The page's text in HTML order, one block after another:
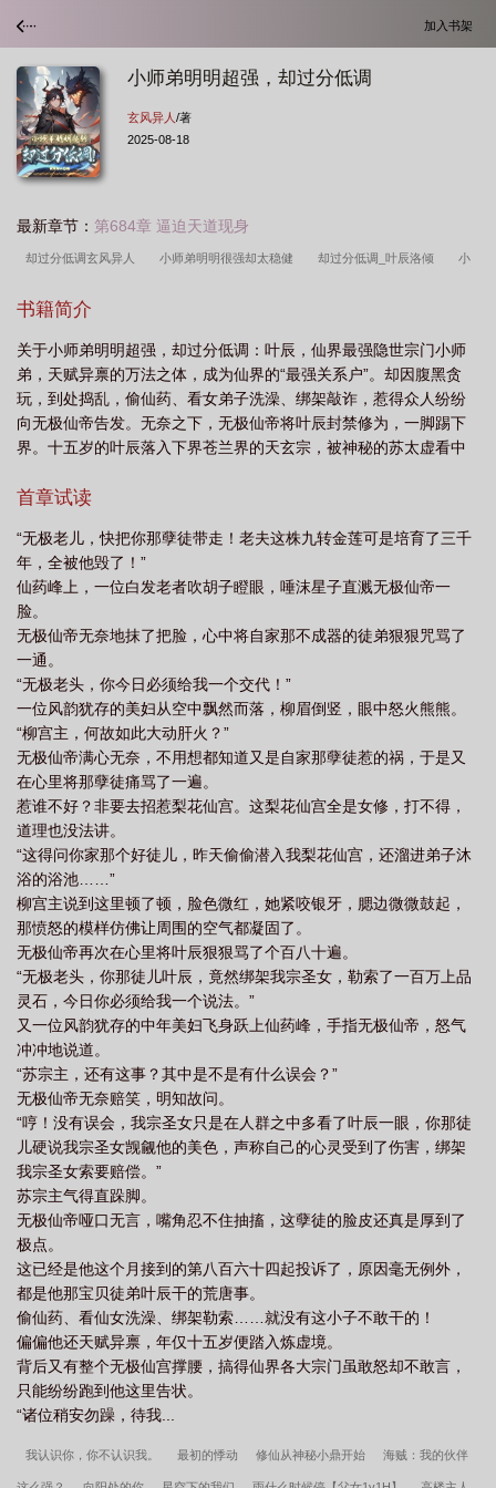
加入书架
小师弟明明超强，却过分低调
玄风异人 /著
2025-08-18
最新章节： 第684章 逼迫天道现身
却过分低调玄风异人 小师弟明明很强却太稳健 却过分低调_叶辰洛倾 小
二季 却过分低调的短剧陈长生
章节列表 小师弟什么意思 小师弟又 这小师弟貌似有点强 却过分低调
的 却过分低调(仙途那些事儿)境界划分 却过分低调的完整版在哪里看 小师
弟功课 小师弟明明超强 却过分低调TXT 小师弟明明超强却过分沙雕
过分低调 小师弟太妖孽了 小师弟实在太苟了 玄风异人 小师弟可太不是
却过分低调短视频
书籍简介
关于小师弟明明超强，却过分低调：叶辰，仙界最强隐世宗门小师
弟，天赋异禀的万法之体，成为仙界的“最强关系户”。却因腹黑贪
玩，到处捣乱，偷仙药、看女弟子洗澡、绑架敲诈，惹得众人纷纷
向无极仙帝告发。无奈之下，无极仙帝将叶辰封禁修为，一脚踢下
界。十五岁的叶辰落入下界苍兰界的天玄宗，被神秘的苏太虚看中
法堂弟子都绕路走。他还戏耍纨绔、绑架前来挑战的对手宗门长老
而，在一次打劫中，叶辰邂逅了温柔婉约的洛倾城。两人一同冒险
成长，逐渐成为苍兰界的强大力量。多年后，叶辰和洛倾城证道飞
升，身份曝光，震惊仙界。祸害回来了，各宗门同时开启护宗大
阵，防止祸害趁虚而入。回归仙界的叶辰引发宗门争锋，面对神秘
邪恶势力的崛起，叶辰与洛倾城带领仙界众人展开最终对决，成功
守护仙界和平。他们成为传奇人物，叶辰也终于明白修炼的意义，
和洛倾城一起继续守护仙界安宁，开启新的时代。
首章试读
“无极老儿，快把你那孽徒带走！老夫这株九转金莲可是培育了三千
年，全被他毁了！”
仙药峰上，一位白发老者吹胡子瞪眼，唾沫星子直溅无极仙帝一
脸。
无极仙帝无奈地抹了把脸，心中将自家那不成器的徒弟狠狠咒骂了
一通。
“无极老头，你今日必须给我一个交代！”
一位风韵犹存的美妇从空中飘然而落，柳眉倒竖，眼中怒火熊熊。
“柳宫主，何故如此大动肝火？”
无极仙帝满心无奈，不用想都知道又是自家那孽徒惹的祸，于是又
在心里将那孽徒痛骂了一遍。
惹谁不好？非要去招惹梨花仙宫。这梨花仙宫全是女修，打不得，
道理也没法讲。
“这得问你家那个好徒儿，昨天偷偷潜入我梨花仙宫，还溜进弟子沐
浴的浴池……”
柳宫主说到这里顿了顿，脸色微红，她紧咬银牙，腮边微微鼓起，
那愤怒的模样仿佛让周围的空气都凝固了。
无极仙帝再次在心里将叶辰狠狠骂了个百八十遍。
“无极老头，你那徒儿叶辰，竟然绑架我宗圣女，勒索了一百万上品
灵石，今日你必须给我一个说法。”
又一位风韵犹存的中年美妇飞身跃上仙药峰，手指无极仙帝，怒气
冲冲地说道。
“苏宗主，还有这事？其中是不是有什么误会？”
无极仙帝无奈赔笑，明知故问。
“哼！没有误会，我宗圣女只是在人群之中多看了叶辰一眼，你那徒
儿硬说我宗圣女觊觎他的美色，声称自己的心灵受到了伤害，绑架
我宗圣女索要赔偿。”
苏宗主气得直跺脚。
无极仙帝哑口无言，嘴角忍不住抽搐，这孽徒的脸皮还真是厚到了
极点。
这已经是他这个月接到的第八百六十四起投诉了，原因毫无例外，
都是他那宝贝徒弟叶辰干的荒唐事。
偷仙药、看仙女洗澡、绑架勒索……就没有这小子不敢干的！
偏偏他还天赋异禀，年仅十五岁便踏入炼虚境。
背后又有整个无极仙宫撑腰，搞得仙界各大宗门虽敢怒却不敢言，
只能纷纷跑到他这里告状。
“诸位稍安勿躁，待我...
我认识你，你不认识我。 最初的悸动 修仙从神秘小鼎开始 海贼：我的伙伴